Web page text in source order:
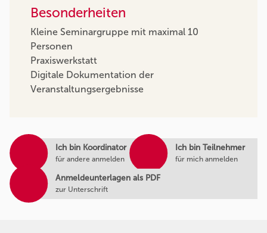
Ich bin Koordinator
für andere anmelden
Ich bin Teilnehmer
für mich anmelden
Anmeldeunterlagen als PDF
zur Unterschrift
Besonderheiten
Kleine Seminargruppe mit maximal 10
Personen
Praxiswerkstatt
Digitale Dokumentation der
Veranstaltungsergebnisse